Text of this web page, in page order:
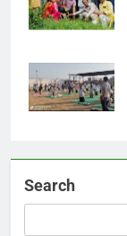
Search